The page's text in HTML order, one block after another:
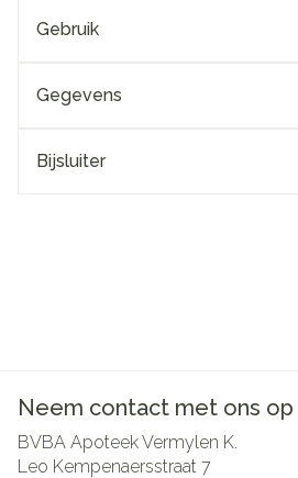
Gebruik
Gegevens
Bijsluiter
Neem contact met ons op
BVBA Apoteek Vermylen K.
Leo Kempenaersstraat 7